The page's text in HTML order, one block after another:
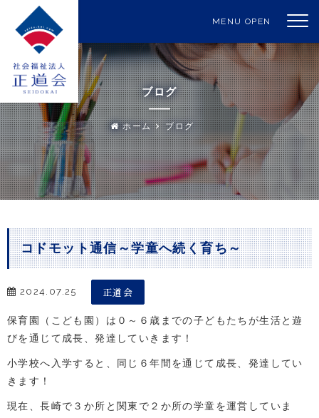
MENU OPEN
ブログ
ホーム ブログ
コドモット通信～学童へ続く育ち～
2024.07.25 正道会
保育園（こども園）は０～６歳までの子どもたちが生活と遊
びを通じて成長、発達していきます！
小学校へ入学すると、同じ６年間を通じて成長、発達してい
きます！
現在、長崎で３か所と関東で２か所の学童を運営していま